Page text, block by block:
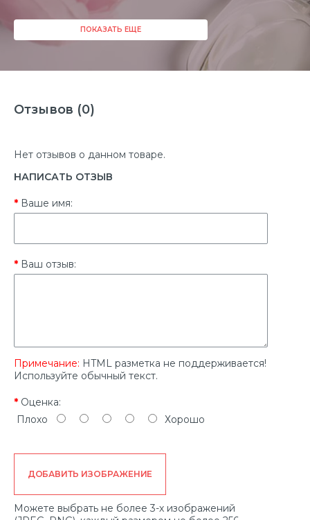
ПОКАЗАТЬ ЕЩЕ
Отзывов (0)
Нет отзывов о данном товаре.
НАПИСАТЬ ОТЗЫВ
Ваше имя:
Ваш отзыв:
Примечание: HTML разметка не поддерживается!
Используйте обычный текст.
Оценка:
Плохо
Хорошо
ДОБАВИТЬ ИЗОБРАЖЕНИЕ
Можете выбрать не более 3-х изображений